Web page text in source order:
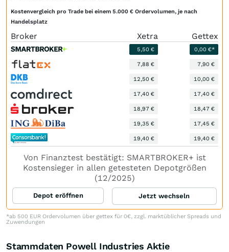
Kostenvergleich pro Trade bei einem 5.000 € Ordervolumen, je nach
Handelsplatz
Broker Xetra Gettex
5,50 € 0,00 €*
7,88 € 7,90 €
12,50 € 10,00 €
17,40 € 17,40 €
18,97 € 18,47 €
19,35 € 17,45 €
19,40 € 19,40 €
Von Finanztest bestätigt: SMARTBROKER+ ist
Kostensieger in allen getesteten Depotgrößen
(12/2025)
Depot eröffnen Jetzt wechseln
*ab 500 EUR Ordervolumen über gettex für 0€, zzgl. marktüblicher Spreads und
Zuwendungen
Stammdaten Powell Industries Aktie